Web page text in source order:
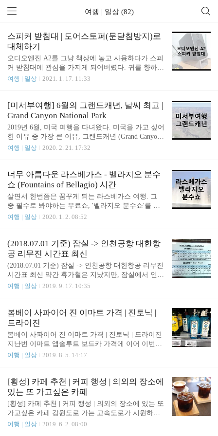
여행 | 일상 (82)
스피커 받침대 | 도어스토퍼(문닫침방지)로
대체하기
오디오엔진 A2를 그냥 책상에 놓고 사용하다가 스피
커 받침대에 관심을 가지게 되어버렸다. 귀를 향하여
약간의 각도를 조절해주면 고음부에서 다른 소리를
일단 가격이 너무 사악하다. 물론 스피커를 잘 잡아
주고 최적의 소리를 위하여 설계되었겠지만 이런 스
피커 받침대를 약 5만원을 주고 하기에는 아깝다는
생각이 들었다. 그래서 열심히 구글링을 한 결과 역
시 이를 대체하여 뭐 자작해서 나무판을 가공하여 스
피커 스탠드를 만드는 분들도 있었고 했지만 그렇게
지 애를 쓰고 싶지는 않았다. 그러다가 발견을 한 것
이 '도어스토퍼' ... 이게 한글로 하려니까 애매..
여행 | 일상 2021. 1. 17. 11:33
[미서부여행] 6월의 그랜드캐년, 날씨 최고 |
Grand Canyon National Park
2019년 6월, 미국 여행을 다녀왔다. 미국을 가고 싶어
한 이유 중 가장 큰 이유, 그랜드캐년 (Grand Canyon)
을 보고 싶어서였다. 그래서 자연스럽게 미서부로 정
행지에 포함이 되었다. 기회가 된다면 직접 운전을
해서 가고 싶었지만, 그러기엔 통신사 사정이 너무
좋지 못하다. 네비게이션을 따라 가야하는데 아예 스
마트폰 사용이 거의 불가능 하기 때문에 길이 익숙하
지 않는 이상 그냥 여행사 끼고 가는게 낫다. 우리나
라야 땅덩어리가 작기 때문에 어디서든 스마트폰 사
그랜드 캐년 같은 사막 한가운데라던지, 국립공원 같
은 곳은 드넓은 자연에서는 신호가..
여행 | 일상 2020. 2. 21. 17:32
너무 아름다운 라스베가스 - 벨라지오 분수
쇼 (Fountains of Bellagio) 시간
살면서 한번쯤은 꿈꾸게 되는 라스베가스 여행. 그
중 필수로 봐야하는 무료쇼, '벨라지오 분수쇼'를 빼
놓을 수 없죠. 게다가 무려 무료! 주로 돌아다니는 거
지오 호텔을 배경으로 보는 분수쇼가 많이 알려져 있
지만 벨라지오 호텔 쪽에서 반대방향으로 보는 것도
상당히 괜찮은 편이다. 시간대를 잘 맞춰가면 벨라지
오 호텔 앞에서 하는 분수쇼를 보고 또 반대편으로
돌아가서 양쪽 방향으로 분수쇼를 감상할 수 있다. 2
019년 기준으로 분수쇼 시간은 아래를 참고하길 바
24:00 (15분 간격) 토, 공휴일 12:00~20:00 (30분 간격)
20:00..
여행 | 일상 2020. 1. 2. 08:52
(2018.07.01 기준) 잠실 -> 인천공항 대한항
공 리무진 시간표 최신
(2018.07.01 기준) 잠실 -> 인천공항 대한항공 리무진
시간표 최신 약간 휴가철은 지났지만, 잠실에서 인천
공항 가는 대한항공 리무진 시간표 업데이트 합니다.
가야 합니다. 왕복 티켓으로 구매하면 가격이 할인되
니 참고하세요 :) 예전에는 잠실에서 인천공항 1 터미
널까지 1시간 정도면 도착을 했는데 이제는 제2여객
터미널을 들렸다가 제1여객터미널로 가기 때문에 15
분정도 더 소요됩니다. 시간 계산하는데 참고하세요.
김포공항행 리무진 시간표도 같이 있으니 참고하면
여행 | 일상 2019. 9. 17. 10:35
봄베이 사파이어 진 이마트 가격 | 진토닉 |
드라이진
봄베이 사파이어 진 이마트 가격 | 진토닉 | 드라이진
지난번 이마트 앱솔루트 보드카 가격에 이어 이번에
는 봄베이 사파이어 진에 대한 이마트 가격을 알아보
이마트 가격 | 앱솔루트 라즈베리, 라임, 어피치, 애
플, 베리아사이 앱솔루트와 더불어 가장 많은 사람들
이 알고 접하는 술인 것 같은데요, 이 역시 바에 가서
보틀로 주문을 하면 10만원은 가볍게 넘겨주는 술이
죠. 봄베이로도 많이 알지만 진토닉으로 가장 많이
알고있는 것 같아요. 술 맛도 나면서 토닉워터랑 같
여행 | 일상 2019. 8. 5. 14:17
[횡성] 카페 추천 | 커피 행성 | 의외의 장소에
있는 또 가고싶은 카페
[횡성] 카페 추천 | 커피 행성 | 의외의 장소에 있는 또
가고싶은 카페 강원도로 가는 고속도로가 시원하게
뚫리고 나서 강원도에 대한 접근성이 무척 좋아졌습
여행 | 일상 2019. 6. 2. 08:00